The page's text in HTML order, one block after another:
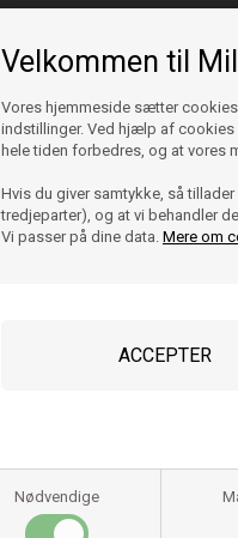
Velkommen til
Vores hjemmeside sætter
indstillinger. Ved hjælp af cookies
hele tiden forbedres, og at vores
Hvis du giver samtykke, så
tredjeparter), og at vi behandler
Vi passer på dine data. Mere om
Nødvendige
Hummel Hue Beanie -
99,95 DKK